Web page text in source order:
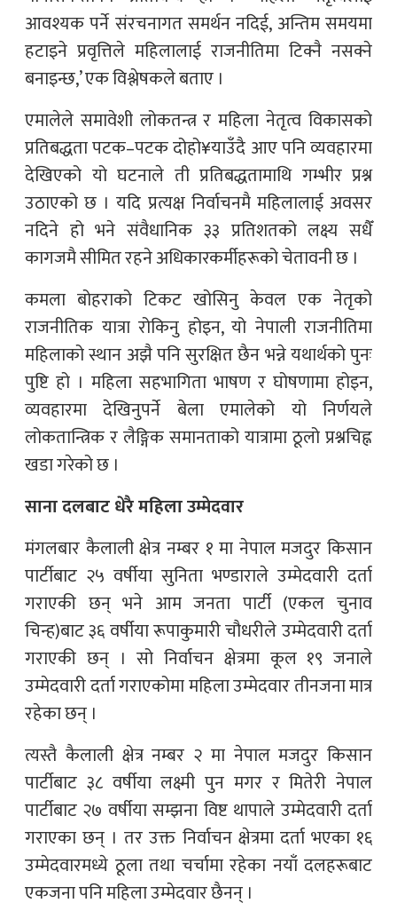
आवश्यक पर्ने संरचनागत समर्थन नदिई, अन्तिम समयमा
हटाइने प्रवृत्तिले महिलालाई राजनीतिमा टिक्नै नसक्ने
बनाइन्छ,’ एक विश्लेषकले बताए ।
एमालेले समावेशी लोकतन्त्र र महिला नेतृत्व विकासको
प्रतिबद्धता पटक–पटक दोहो¥याउँदै आए पनि व्यवहारमा
देखिएको यो घटनाले ती प्रतिबद्धतामाथि गम्भीर प्रश्न
उठाएको छ । यदि प्रत्यक्ष निर्वाचनमै महिलालाई अवसर
नदिने हो भने संवैधानिक ३३ प्रतिशतको लक्ष्य सधैँ
कागजमै सीमित रहने अधिकारकर्मीहरूको चेतावनी छ ।
कमला बोहराको टिकट खोसिनु केवल एक नेतृको
राजनीतिक यात्रा रोकिनु होइन, यो नेपाली राजनीतिमा
महिलाको स्थान अझै पनि सुरक्षित छैन भन्ने यथार्थको पुनः
पुष्टि हो । महिला सहभागिता भाषण र घोषणामा होइन,
व्यवहारमा देखिनुपर्ने बेला एमालेको यो निर्णयले
लोकतान्त्रिक र लैङ्गिक समानताको यात्रामा ठूलो प्रश्नचिह्न
खडा गरेको छ ।
साना दलबाट धेरै महिला उम्मेदवार
मंगलबार कैलाली क्षेत्र नम्बर १ मा नेपाल मजदुर किसान
पार्टीबाट २५ वर्षीया सुनिता भण्डाराले उम्मेदवारी दर्ता
गराएकी छन् भने आम जनता पार्टी (एकल चुनाव
चिन्ह)बाट ३६ वर्षीया रूपाकुमारी चौधरीले उम्मेदवारी दर्ता
गराएकी छन् । सो निर्वाचन क्षेत्रमा कूल १९ जनाले
उम्मेदवारी दर्ता गराएकोमा महिला उम्मेदवार तीनजना मात्र
रहेका छन् ।
त्यस्तै कैलाली क्षेत्र नम्बर २ मा नेपाल मजदुर किसान
पार्टीबाट ३८ वर्षीया लक्ष्मी पुन मगर र मितेरी नेपाल
पार्टीबाट २७ वर्षीया सम्झना विष्ट थापाले उम्मेदवारी दर्ता
गराएका छन् । तर उक्त निर्वाचन क्षेत्रमा दर्ता भएका १६
उम्मेदवारमध्ये ठूला तथा चर्चामा रहेका नयाँ दलहरूबाट
एकजना पनि महिला उम्मेदवार छैनन् ।